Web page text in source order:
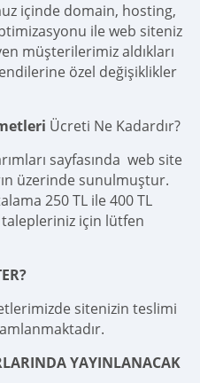
içinde domain, hosting,
ile web siteniz
müşterilerimiz aldıkları
özel değişiklikler
Ücreti Ne Kadardır?
sayfasında web site
üzerinde sunulmuştur.
250 TL ile 400 TL
talepleriniz için lütfen
sitenizin teslimi
YAYINLANACAK